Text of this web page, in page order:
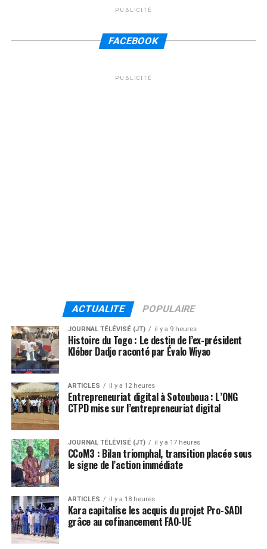
PUBLICITÉ
FACEBOOK
PUBLICITÉ
ACTUALITE POPULAIRE
JOURNAL TÉLÉVISÉ (JT) il y a 9 heures
Histoire du Togo : Le destin de l’ex-président
Kléber Dadjo raconté par Évalo Wiyao
ARTICLES il y a 12 heures
Entrepreneuriat digital à Sotouboua : L’ONG
CTPD mise sur l’entrepreneuriat digital
JOURNAL TÉLÉVISÉ (JT) il y a 17 heures
CCoM3 : Bilan triomphal, transition placée sous
le signe de l’action immédiate
ARTICLES il y a 18 heures
Kara capitalise les acquis du projet Pro-SADI
grâce au cofinancement FAO-UE